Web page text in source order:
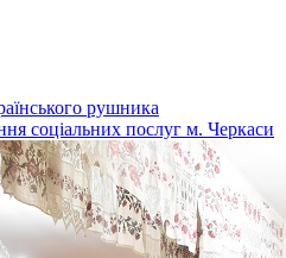
рушника
соціальних послуг м. Черкаси